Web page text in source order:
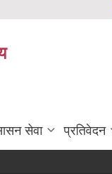
सेवा प्रतिवेदन